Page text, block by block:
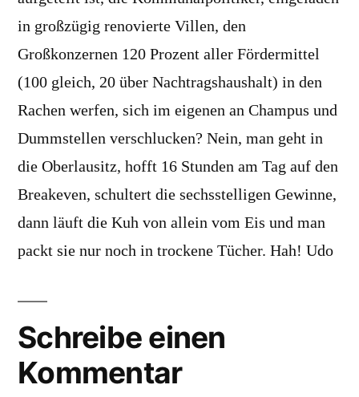
in großzügig renovierte Villen, den
Großkonzernen 120 Prozent aller Fördermittel
(100 gleich, 20 über Nachtragshaushalt) in den
Rachen werfen, sich im eigenen an Champus und
Dummstellen verschlucken? Nein, man geht in
die Oberlausitz, hofft 16 Stunden am Tag auf den
Breakeven, schultert die sechsstelligen Gewinne,
dann läuft die Kuh von allein vom Eis und man
packt sie nur noch in trockene Tücher. Hah! Udo
Schreibe einen
Kommentar